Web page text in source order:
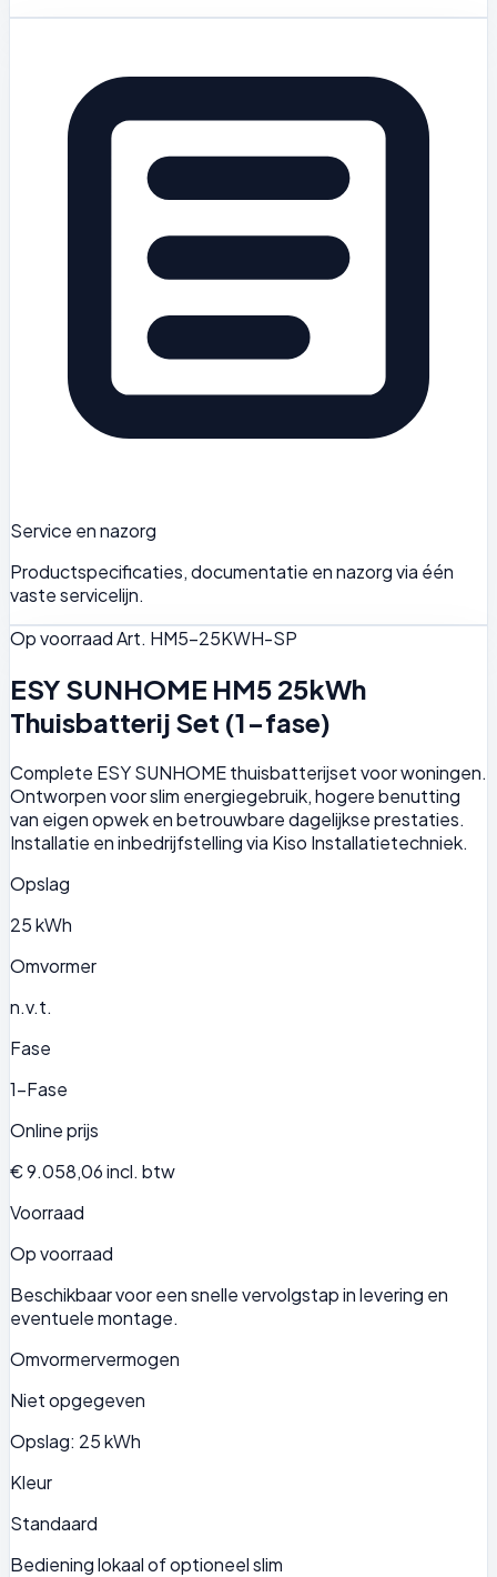
Service en nazorg
Productspecificaties, documentatie en nazorg via één
vaste servicelijn.
Op voorraadArt. HM5-25KWH-SP
ESY SUNHOME HM5 25kWh
Thuisbatterij Set (1-fase)
Complete ESY SUNHOME thuisbatterijset voor woningen.
Ontworpen voor slim energiegebruik, hogere benutting
van eigen opwek en betrouwbare dagelijkse prestaties.
Installatie en inbedrijfstelling via Kiso Installatietechniek.
Opslag
25 kWh
Omvormer
n.v.t.
Fase
1-Fase
Online prijs
€ 9.058,06incl. btw
Voorraad
Op voorraad
Beschikbaar voor een snelle vervolgstap in levering en
eventuele montage.
Omvormervermogen
Niet opgegeven
Opslag: 25 kWh
Kleur
Standaard
Bediening lokaal of optioneel slim